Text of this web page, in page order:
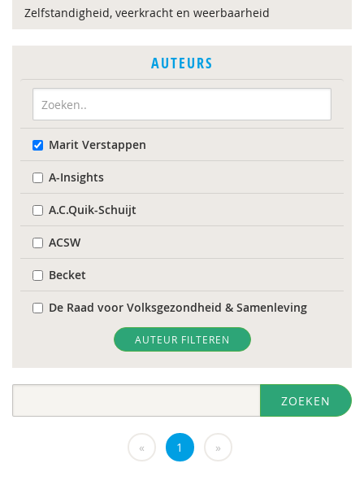
Zelfstandigheid, veerkracht en weerbaarheid
AUTEURS
Marit Verstappen
A-Insights
A.C.Quik-Schuijt
ACSW
Becket
De Raad voor Volksgezondheid & Samenleving
diversen
Evelyne Offerman
AUTEUR FILTEREN
ZOEKEN
« 1 »